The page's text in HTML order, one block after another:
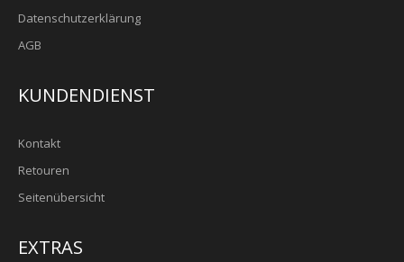
Datenschutzerklärung
AGB
KUNDENDIENST
Kontakt
Retouren
Seitenübersicht
EXTRAS